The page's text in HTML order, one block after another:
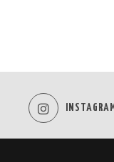
INSTAGRAM